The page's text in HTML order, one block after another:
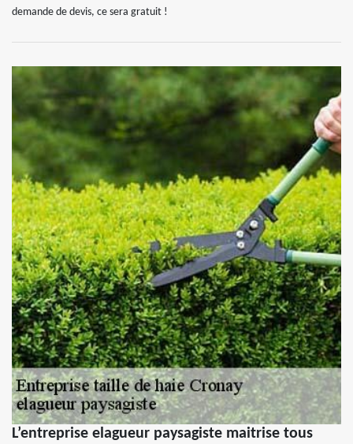
demande de devis, ce sera gratuit !
L’entreprise elagueur paysagiste maitrise tous